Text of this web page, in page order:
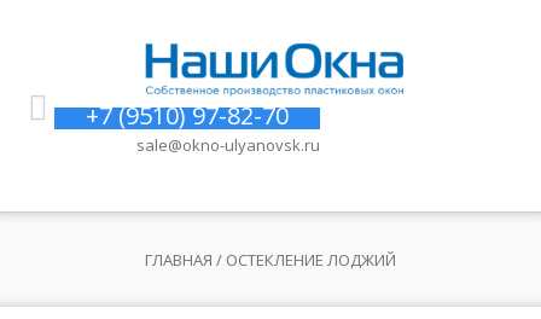
+7 (9510) 97-82-70
sale@okno-ulyanovsk.ru
ГЛАВНАЯ / ОСТЕКЛЕНИЕ ЛОДЖИЙ